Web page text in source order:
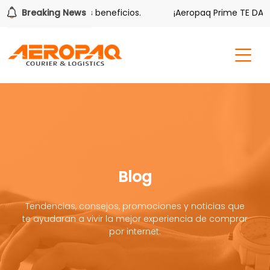
Breaking News
tiene sus beneficios. ¡Aeropaq Prime TE DA MÁS!
Blog
Tendencias, consejos, promociones y noticias que
te ayudaran a vivir la mejor experiencia de comprar
por internet.